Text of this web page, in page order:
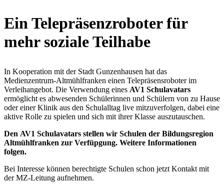
Ein Telepräsenzroboter für
mehr soziale Teilhabe
In Kooperation mit der Stadt Gunzenhausen hat das
Medienzentrum-Altmühlfranken einen Telepräsensroboter im
Verleihangebot. Die Verwendung eines AV1 Schulavatars
ermöglicht es abwesenden Schülerinnen und Schülern von zu Hause
oder einer Klinik aus den Schulalltag live mitzuverfolgen, dabei eine
aktive Rolle zu spielen und sich mit ihrer Klasse auszutauschen.
Den AV1 Schulavatars stellen wir Schulen der Bildungsregion
Altmühlfranken zur Verfüpgung. Weitere Informationen
folgen.
Bei Interesse können berechtigte Schulen schon jetzt Kontakt mit
der MZ-Leitung aufnehmen.